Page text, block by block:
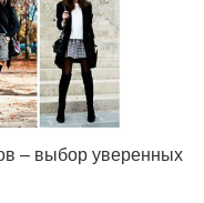
– выбор уверенных